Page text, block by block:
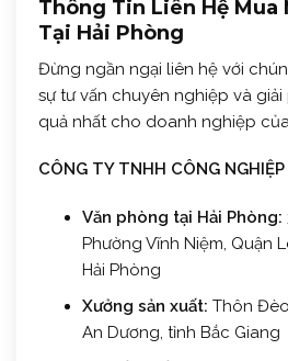
Thông Tin Liên Hệ Mua
Tại Hải Phòng
Đừng ngần ngại liên hệ với
sự tư vấn chuyên nghiệp và
quả nhất cho doanh nghiệp
CÔNG TY TNHH CÔNG NGHIỆP
Văn phòng tại Hải Phòng:
Phường Vĩnh Niệm, Quận
Hải Phòng
Xưởng sản xuất: Thôn
An Dương, tỉnh Bắc Giang